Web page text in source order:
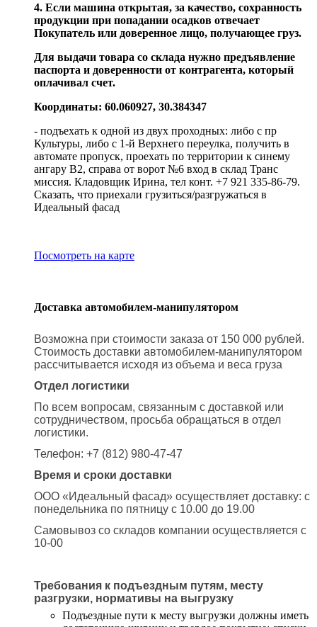
4. Если машина открытая, за качество, сохранность
продукции при попадании осадков отвечает
Покупатель или доверенное лицо, получающее груз.
Для выдачи товара со склада нужно предъявление
паспорта и доверенности от контрагента, который
оплачивал счет.
Координаты: 60.060927, 30.384347
- подъехать к одной из двух проходных: либо с пр
Культуры, либо с 1-й Верхнего переулка, получить в
автомате пропуск, проехать по территории к синему
ангару В2, справа от ворот №6 вход в склад Транс
миссия. Кладовщик Ирина, тел конт. +7 921 335-86-79.
Сказать, что приехали грузиться/разгружаться в
Идеальный фасад
Посмотреть на карте
Доставка автомобилем-манипулятором
Возможна при стоимости заказа от 150 000 рублей.
Стоимость доставки автомобилем-манипулятором
рассчитывается исходя из объема и веса груза
Отдел логистики
По всем вопросам, связанным с доставкой или
сотрудничеством, просьба обращаться в отдел
логистики.
Телефон: +7 (812) 980-47-47
Время и сроки доставки
ООО «Идеальный фасад» осуществляет доставку: с
понедельника по пятницу с 10.00 до 19.00
Самовывоз со складов компании осуществляется с
10-00
Требования к подъездным путям, месту
разгрузки, нормативы на выгрузку
Подъездные пути к месту выгрузки должны иметь